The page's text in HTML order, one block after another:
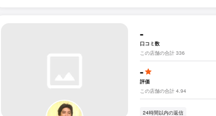
-
口コミ数
この店舗の合計 336
-
評価
この店舗の合計 4.94
24時間以内の返信